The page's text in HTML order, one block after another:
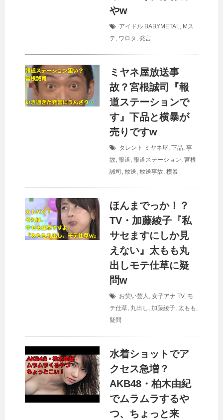
やw
アイドル BABYMETAL, Mス
テ, ワロタ , 発言
ミヤネ屋放送事
故？宮根誠司『報
道ステーションで
す』下品と横暴が
売りですw
タレント ミヤネ屋, 下品, 事
故, 報道, 報道ステーション, 宮根
誠司 , 放送, 放送事故, 横暴
ほんまでっか！？
TV・加藤綾子『私
サセますにしか見
えない』太もも丸
出しモテ仕草に疑
問w
お笑い芸人 , 女子アナ TV, モ
テ仕草, 丸出し , 加藤綾子, 太もも ,
疑問
水着ショットでア
クセス急増？
AKB48・柏木由紀
でムラムラするや
つ、ちょっと来